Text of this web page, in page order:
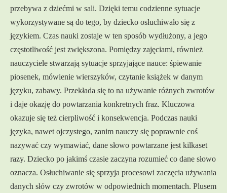
przebywa z dziećmi w sali. Dzięki temu codzienne sytuacje
wykorzystywane są do tego, by dziecko osłuchiwało się z
językiem. Czas nauki zostaje w ten sposób wydłużony, a jego
częstotliwość jest zwiększona. Pomiędzy zajęciami, również
nauczyciele stwarzają sytuacje sprzyjające nauce: śpiewanie
piosenek, mówienie wierszyków, czytanie książek w danym
języku, zabawy. Przekłada się to na używanie różnych zwrotów
i daje okazję do powtarzania konkretnych fraz. Kluczowa
okazuje się też cierpliwość i konsekwencja. Podczas nauki
języka, nawet ojczystego, zanim nauczy się poprawnie coś
nazywać czy wymawiać, dane słowo powtarzane jest kilkaset
razy. Dziecko po jakimś czasie zaczyna rozumieć co dane słowo
oznacza. Osłuchiwanie się sprzyja procesowi zaczęcia używania
danych słów czy zwrotów w odpowiednich momentach. Plusem